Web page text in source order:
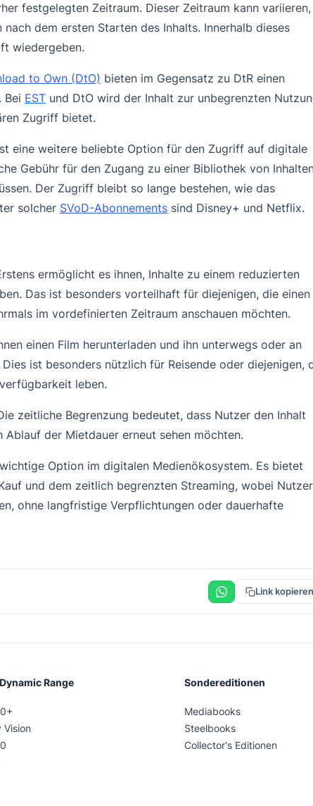
festgelegten Zeitraum. Dieser Zeitraum kann variieren,
dem ersten Starten des Inhalts. Innerhalb dieses
wiedergeben.
to Own (DtO) bieten im Gegensatz zu DtR einen
Bei EST und DtO wird der Inhalt zur unbegrenzten
Zugriff bietet.
eine weitere beliebte Option für den Zugriff auf digitale
Gebühr für den Zugang zu einer Bibliothek von
Der Zugriff bleibt so lange bestehen, wie das
solcher SVoD-Abonnements sind Disney+ und Netflix.
ermöglicht es ihnen, Inhalte zu einem reduzierten
Das ist besonders vorteilhaft für diejenigen, die einen
im vordefinierten Zeitraum anschauen möchten.
einen Film herunterladen und ihn unterwegs oder an
ist besonders nützlich für Reisende oder diejenigen,
leben.
zeitliche Begrenzung bedeutet, dass Nutzer den Inhalt
Ablauf der Mietdauer erneut sehen möchten.
Option im digitalen Medienökosystem. Es bietet
und dem zeitlich begrenzten Streaming, wobei Nutzer
ohne langfristige Verpflichtungen oder dauerhafte
Link kopieren
Range
Vision
Sondereditionen
Mediabooks
Steelbooks
Collector's Editionen